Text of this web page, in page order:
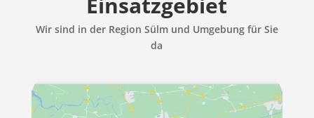
Wir sind in der Region Sülm und Umgebung für Sie
da